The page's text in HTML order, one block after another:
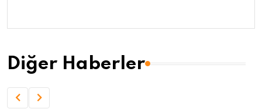
Diğer Haberler